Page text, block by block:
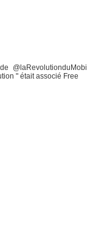
" était associé Free